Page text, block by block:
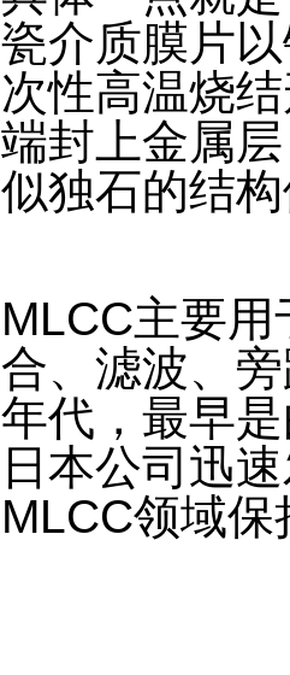
瓷介质膜片
次性高温烧
端封上金属
似独石的结
MLCC主要
合、滤波、
年代，最早
日本公司迅
MLCC领域